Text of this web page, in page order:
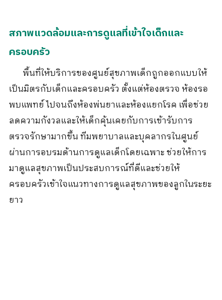
สภาพแวดล้อมและการดูแลที่เข้าใจเด็กและ
ครอบครัว
พื้นที่ให้บริการของศูนย์สุขภาพเด็กถูกออกแบบให้
เป็นมิตรกับเด็กและครอบครัว ตั้งแต่ห้องตรวจ ห้องรอ
พบแพทย์ ไปจนถึงห้องพ่นยาและห้องแยกโรค เพื่อช่วย
ลดความกังวลและให้เด็กคุ้นเคยกับการเข้ารับการ
ตรวจรักษามากขึ้น ทีมพยาบาลและบุคลากรในศูนย์
ผ่านการอบรมด้านการดูแลเด็กโดยเฉพาะ ช่วยให้การ
มาดูแลสุขภาพเป็นประสบการณ์ที่ดีและช่วยให้
ครอบครัวเข้าใจแนวทางการดูแลสุขภาพของลูกในระยะ
ยาว